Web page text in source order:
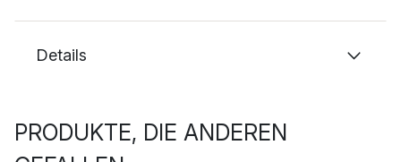
Details
PRODUKTE, DIE ANDEREN